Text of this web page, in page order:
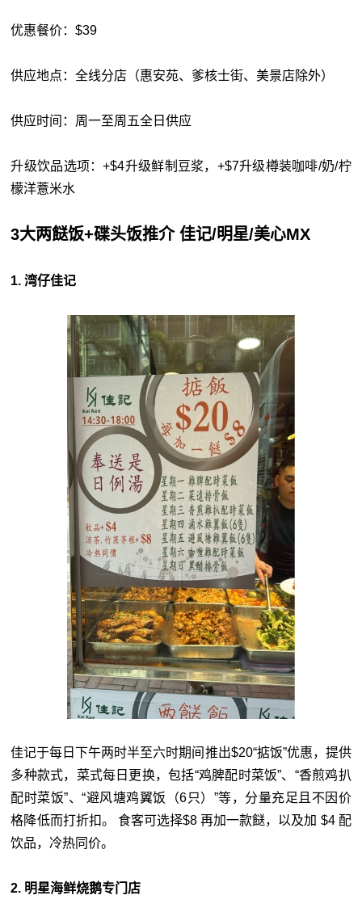
优惠餐价：$39
供应地点：全线分店（惠安苑、爹核士街、美景店除外）
供应时间：周一至周五全日供应
升级饮品选项：+$4升级鲜制豆浆，+$7升级樽装咖啡/奶/柠
檬洋薏米水
3大两餸饭+碟头饭推介 佳记/明星/美心MX
1. 湾仔佳记
佳记于每日下午两时半至六时期间推出$20“掂饭”优惠，提供
多种款式，菜式每日更换，包括“鸡脾配时菜饭”、“香煎鸡扒
配时菜饭”、“避风塘鸡翼饭（6只）”等，分量充足且不因价
格降低而打折扣。 食客可选择$8 再加一款餸，以及加 $4 配
饮品，冷热同价。
2. 明星海鲜烧鹅专门店